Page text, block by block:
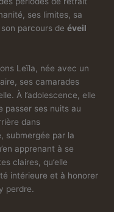
ses limites, sa
parcours deéveil
Leïla, née avec un
ses camarades
À l’adolescence, elle
passer ses nuits au
dans
submergée par la
apprenant à se
claires, qu’elle
intérieure et à honorer
perdre.